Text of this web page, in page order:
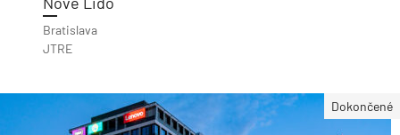
Bratislava
JTRE
Dokončené